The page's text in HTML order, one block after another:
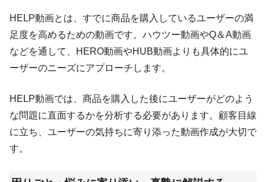
HELP動画とは、すでに商品を購入しているユーザーの満
足度を高めるための動画です。ハウツー動画やQ＆A動画
などを通して、HERO動画やHUB動画よりも具体的にユ
ーザーのニーズにアプローチします。
HELP動画では、商品を購入した後にユーザーがどのよう
な問題に直面するかを分析する必要があります。顧客目線
に立ち、ユーザーの気持ちに寄り添った動画作成が大切で
す。